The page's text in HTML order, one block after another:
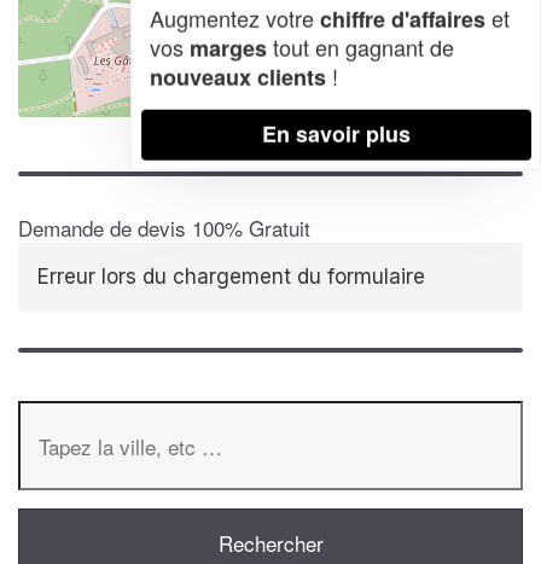
Leaflet| Map data ©OpenStreetMap contributors,CC-BY-SA
Demande de devis 100% Gratuit
Erreur lors du chargement du formulaire
Augmentez votrechiffre d'affaireset
vos margestout en gagnant de
nouveaux clients !
En savoir plus